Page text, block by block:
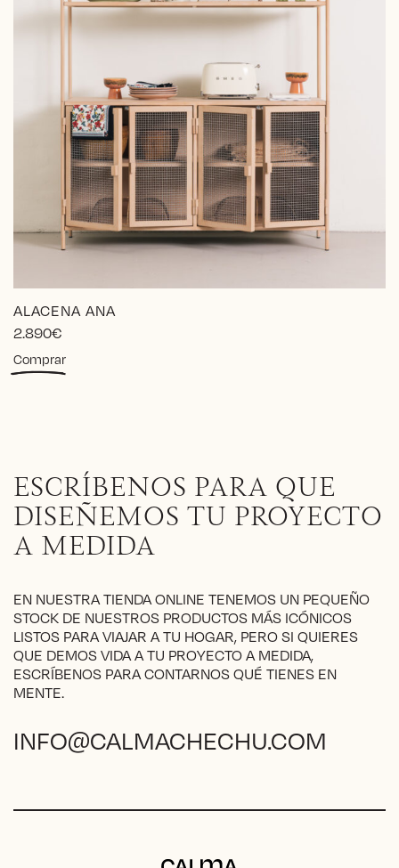
ALACENA ANA
2.890€
ComprarEste
producto
opciones
se
pueden
elegir
en
de
producto
ESCRÍBENOS PARA QUE
DISEÑEMOS TU PROYECTO
A MEDIDA
EN NUESTRA TIENDA ONLINE TENEMOS UN PEQUEÑO
STOCK DE NUESTROS PRODUCTOS MÁS ICÓNICOS
LISTOS PARA VIAJAR A TU HOGAR, PERO SI QUIERES
QUE DEMOS VIDA A TU PROYECTO A MEDIDA,
ESCRÍBENOS PARA CONTARNOS QUÉ TIENES EN
MENTE.
INFO@CALMACHECHU.COM